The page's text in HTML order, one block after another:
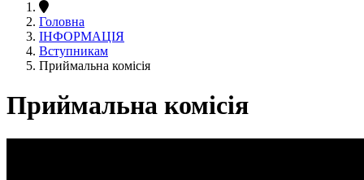
Головна
ІНФОРМАЦІЯ
Вступникам
Приймальна комісія
Приймальна комісія